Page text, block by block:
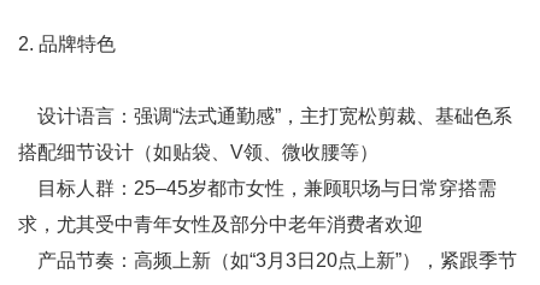
2. 品牌特色
设计语言：强调“法式通勤感”，主打宽松剪裁、基础色系
搭配细节设计（如贴袋、V领、微收腰等）
目标人群：25–45岁都市女性，兼顾职场与日常穿搭需
求，尤其受中青年女性及部分中老年消费者欢迎
产品节奏：高频上新（如“3月3日20点上新”），紧跟季节